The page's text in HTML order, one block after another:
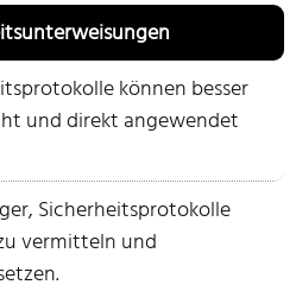
können besser
und direkt angewendet
Sicherheitsprotokolle
vermitteln und